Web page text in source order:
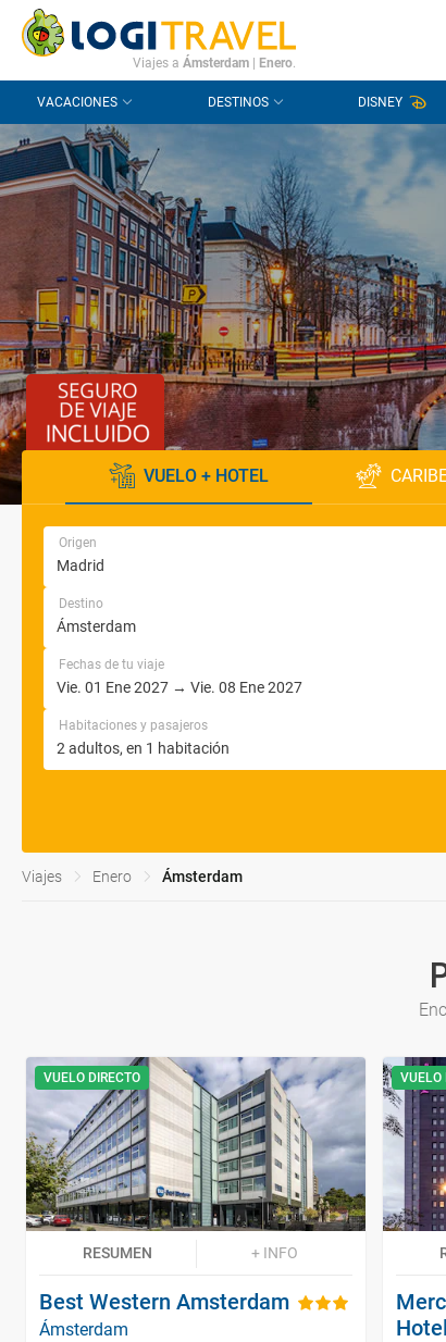
CONTACTO PREGUNTAS FRECUENTES
Viajes a Ámsterdam| Enero.
VACACIONES DESTINOS DISNEY
VUELO + HOTEL
Origen
Destino
Fechas de tu viaje
Habitaciones y pasajeros
Viajes Enero Ámsterdam
VUELO DIRECTO
RESUMEN + INFO
Best Western Amsterdam
Ámsterdam
VUELO
Hotel